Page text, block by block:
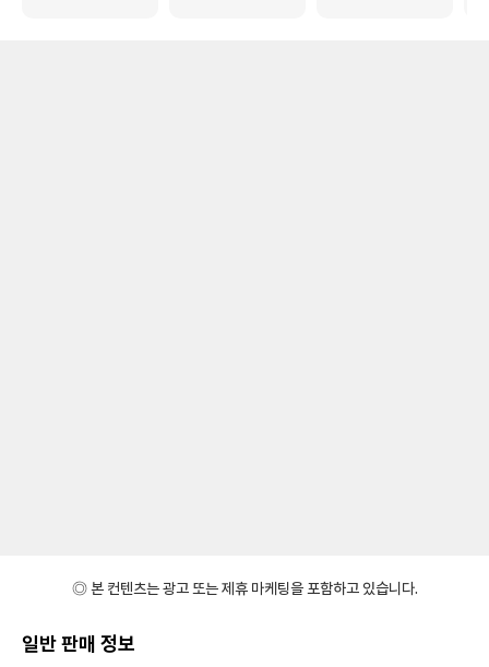
◎ 본 컨텐츠는 광고 또는 제휴 마케팅을 포함하고 있습니다.
일반 판매 정보